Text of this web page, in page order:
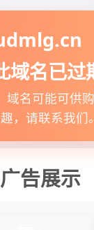
域名已过
名可能可供
，请联系我们
广告展示